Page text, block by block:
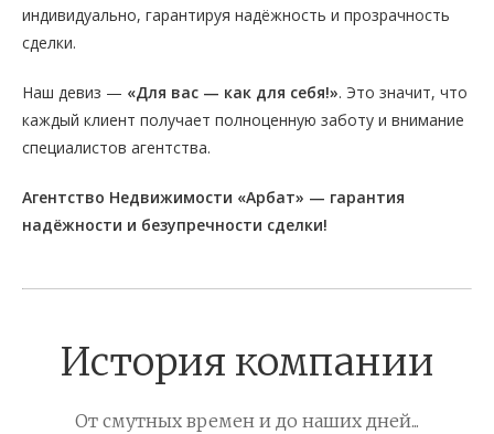
индивидуально, гарантируя надёжность и прозрачность
сделки.
Наш девиз — «Для вас — как для себя!». Это значит, что
каждый клиент получает полноценную заботу и внимание
специалистов агентства.
Агентство Недвижимости «Арбат» — гарантия
надёжности и безупречности сделки!
История компании
От смутных времен и до наших дней...